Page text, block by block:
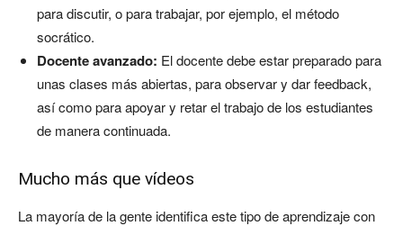
para discutir, o para trabajar, por ejemplo, el método
socrático.
Docente avanzado: El docente debe estar preparado para
unas clases más abiertas, para observar y dar feedback,
así como para apoyar y retar el trabajo de los estudiantes
de manera continuada.
Mucho más que vídeos
La mayoría de la gente identifica este tipo de aprendizaje con